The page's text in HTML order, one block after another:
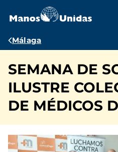
contenido
Ruta
navegación
Málaga
SEMANA DE
ILUSTRE
DE MÉDICOS